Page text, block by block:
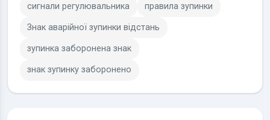
сигнали регулювальника правила зупинки
Знак аварійної зупинки відстань
зупинка заборонена знак
знак зупинку заборонено